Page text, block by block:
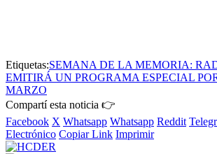
Etiquetas:SEMANA DE LA MEMORIA:
EMITIRÁ UN PROGRAMA ESPECIAL
MARZO
Compartí esta noticia 👉
Facebook X Whatsapp Whatsapp Reddit
Electrónico Copiar Link Imprimir